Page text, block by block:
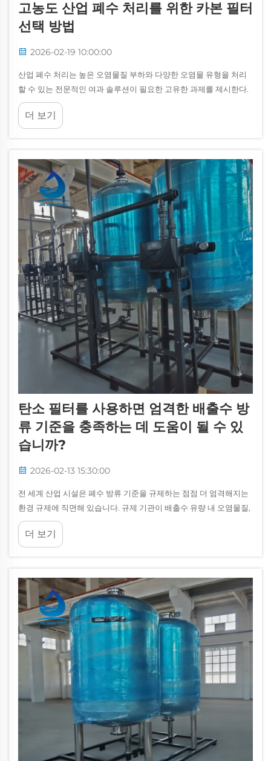
고농도 산업 폐수 처리를 위한 카본 필터
선택 방법
2026-02-19 10:00:00
산업 폐수 처리는 높은 오염물질 부하와 다양한 오염물 유형을 처리
할 수 있는 전문적인 여과 솔루션이 필요한 고유한 과제를 제시한다.
고농도 산업 배출수를 다룰 때는 적절한...
더 보기
탄소 필터를 사용하면 엄격한 배출수 방
류 기준을 충족하는 데 도움이 될 수 있
습니까?
2026-02-13 15:30:00
전 세계 산업 시설은 폐수 방류 기준을 규제하는 점점 더 엄격해지는
환경 규제에 직면해 있습니다. 규제 기관이 배출수 유량 내 오염물질,
부유 고형물 및 화학 오염물질에 대한 제한을 강화함에 따라 기업...
더 보기